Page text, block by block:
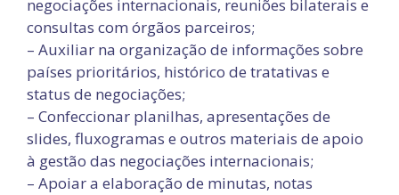
negociações internacionais, reuniões bilaterais e
consultas com órgãos parceiros;
– Auxiliar na organização de informações sobre
países prioritários, histórico de tratativas e
status de negociações;
– Confeccionar planilhas, apresentações de
slides, fluxogramas e outros materiais de apoio
à gestão das negociações internacionais;
– Apoiar a elaboração de minutas, notas